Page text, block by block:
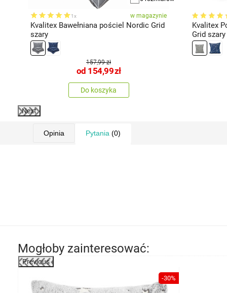
1x w magazynie
Kvalitex Bawełniana pościel Nordic Grid
szary
157,99 zł
od 154,99zł
Do koszyka
Kvalitex
Grid szary
Next
Opinia Pytania (0)
Mogłoby zainteresować:
Previous
-30%